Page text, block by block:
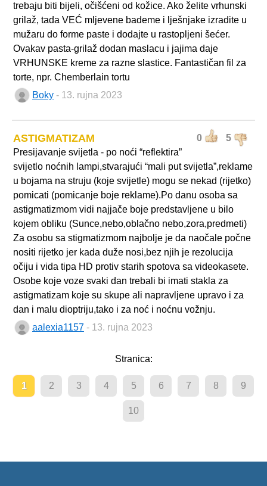
trebaju biti bijeli, očišćeni od kožice. Ako želite vrhunski
grilaž, tada VEĆ mljevene bademe i lješnjake izradite u
mužaru do forme paste i dodajte u rastopljeni šećer.
Ovakav pasta-grilaž dodan maslacu i jajima daje
VRHUNSKE kreme za razne slastice. Fantastičan fil za
torte, npr. Chemberlain tortu
Boky - 13. rujna 2023
0 5
ASTIGMATIZAM
Presijavanje svijetla - po noći “reflektira”
svijetlo noćnih lampi,stvarajući “mali put svijetla”,reklame
u bojama na struju (koje svijetle) mogu se nekad (rijetko)
pomicati (pomicanje boje reklame).Po danu osoba sa
astigmatizmom vidi najjače boje predstavljene u bilo
kojem obliku (Sunce,nebo,oblačno nebo,zora,predmeti)
Za osobu sa stigmatizmom najbolje je da naočale počne
nositi rijetko jer kada duže nosi,bez njih je rezolucija
očiju i vida tipa HD protiv starih spotova sa videokasete.
Osobe koje voze svaki dan trebali bi imati stakla za
astigmatizam koje su skupe ali napravljene upravo i za
dan i malu dioptriju,tako i za noć i noćnu vožnju.
aalexia1157 - 13. rujna 2023
Stranica:
1 2 3 4 5 6 7 8 9
10